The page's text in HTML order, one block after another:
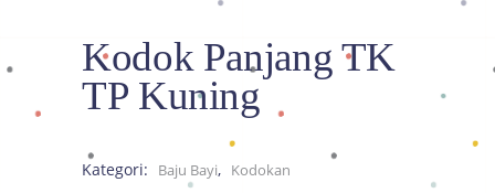
Kodok Panjang TK
TP Kuning
Kategori: Baju Bayi, Kodokan